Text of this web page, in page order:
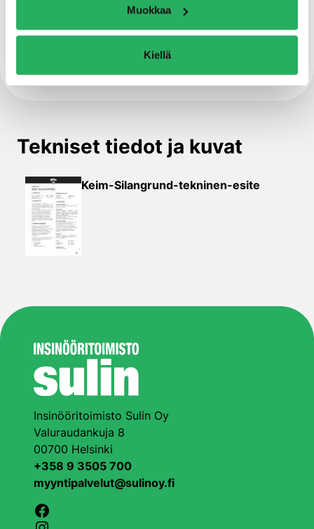
Muokkaa
Kiellä
Vesihöyryn kululle avoin
Tekniset tiedot ja kuvat
Keim-Silangrund-tekninen-esite
Insinööritoimisto Sulin Oy
Valuraudankuja 8
00700 Helsinki
+358 9 3505 700
myyntipalvelut@sulinoy.fi
Facebook